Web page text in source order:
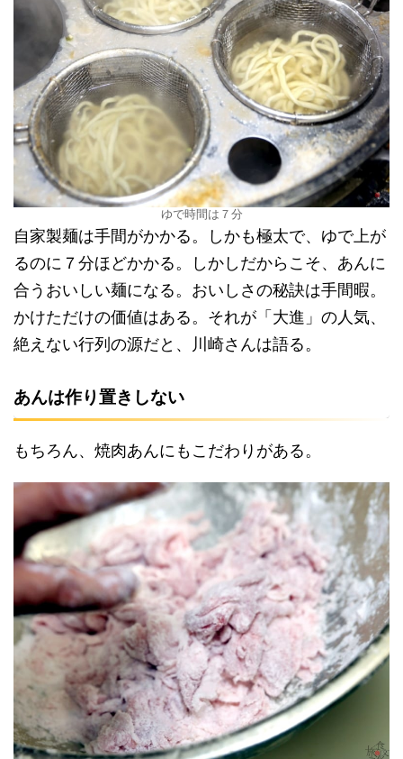
ゆで時間は７分
自家製麺は手間がかかる。しかも極太で、ゆで上が
るのに７分ほどかかる。しかしだからこそ、あんに
合うおいしい麺になる。おいしさの秘訣は手間暇。
かけただけの価値はある。それが「大進」の人気、
絶えない行列の源だと、川崎さんは語る。
あんは作り置きしない
もちろん、焼肉あんにもこだわりがある。